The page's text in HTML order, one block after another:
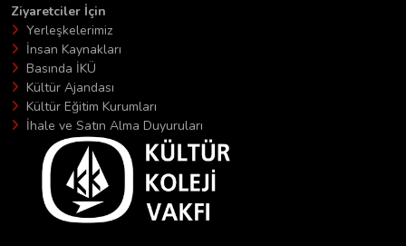
Ziyaretciler İçin
Yerleşkelerimiz
İnsan Kaynakları
Basında İKÜ
Kültür Ajandası
Kültür Eğitim Kurumları
İhale ve Satın Alma Duyuruları